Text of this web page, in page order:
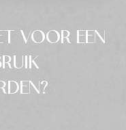
VOOR EEN